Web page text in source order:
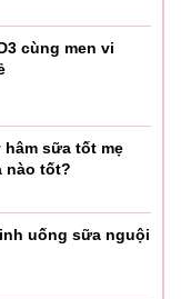
cùng men vi
hâm sữa tốt mẹ
nào tốt?
uống sữa nguội